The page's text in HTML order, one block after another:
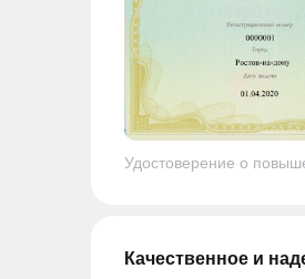
Удостоверение о
Качественное и